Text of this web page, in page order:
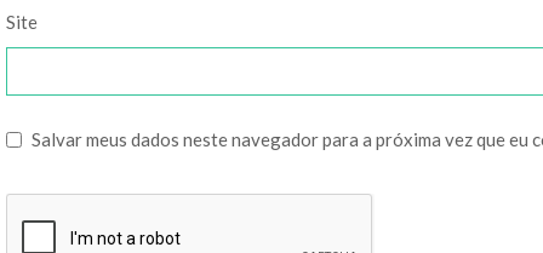
Site
Salvar meus dados neste navegador para a próxima vez que eu